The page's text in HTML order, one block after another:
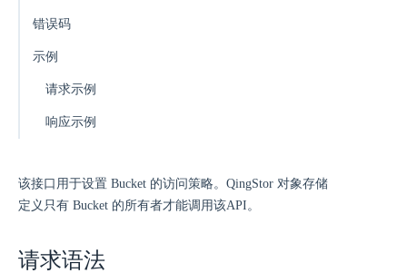
错误码
示例
请求示例
响应示例
该接口用于设置 Bucket 的访问策略。QingStor 对象存储
定义只有 Bucket 的所有者才能调用该API。
请求语法